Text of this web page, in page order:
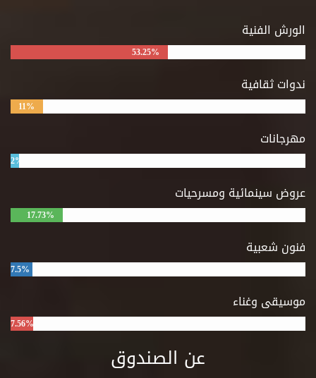
الورش الفنية
53.25%
ندوات ثقافية
11%
مهرجانات
2%
عروض سينمائية ومسرحيات
17.73%
فنون شعبية
7.5%
موسيقى وغناء
7.56%
عن الصندوق